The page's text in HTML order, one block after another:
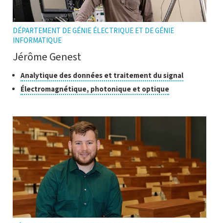
DÉPARTEMENT DE GÉNIE ÉLECTRIQUE ET DE GÉNIE
INFORMATIQUE
Jérôme Genest
Classes
de
recherche
Analytique des données et traitement du signalCliquer
pour
Électromagnétique, photonique et optiqueCliquer
pour
l'infobulle